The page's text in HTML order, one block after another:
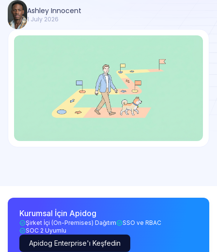
Ashley Innocent
1 July 2026
Kurumsal İçin Apidog
Şirket İçi (On-Premises) Dağıtım
SSO ve RBAC
SOC 2 Uyumlu
Apidog Enterprise'ı Keşfedin